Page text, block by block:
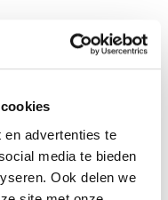
en advertenties te
media te bieden
Ook delen we
Arne
en Gijs